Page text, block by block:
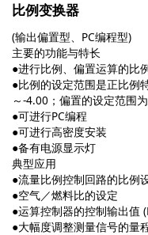
比例变换器
(输出偏置型、PC编程型)
主要的功能与特长
●进行比例、偏置运算的比
●比例的设定范围是正比例
～-4.00；偏置的设定范围
●可进行PC编程
●可进行高密度安装
●备有电源显示灯
典型应用
●流量比例控制回路的比例
●空气／燃料比的设定
●运算控制器的控制输出值
●大幅度调整测量信号的量